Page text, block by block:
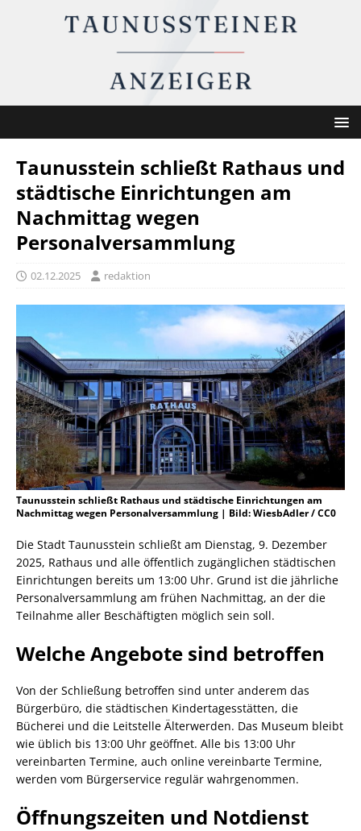
Taunusstein schließt Rathaus und
städtische Einrichtungen am
Nachmittag wegen
Personalversammlung
02.12.2025 redaktion
Taunusstein schließt Rathaus und städtische Einrichtungen am
Nachmittag wegen Personalversammlung | Bild: WiesbAdler / CC0
Die Stadt Taunusstein schließt am Dienstag, 9. Dezember
2025, Rathaus und alle öffentlich zugänglichen städtischen
Einrichtungen bereits um 13:00 Uhr. Grund ist die jährliche
Personalversammlung am frühen Nachmittag, an der die
Teilnahme aller Beschäftigten möglich sein soll.
Welche Angebote sind betroffen
Von der Schließung betroffen sind unter anderem das
Bürgerbüro, die städtischen Kindertagesstätten, die
Bücherei und die Leitstelle Älterwerden. Das Museum bleibt
wie üblich bis 13:00 Uhr geöffnet. Alle bis 13:00 Uhr
vereinbarten Termine, auch online vereinbarte Termine,
werden vom Bürgerservice regulär wahrgenommen.
Öffnungszeiten und Notdienst